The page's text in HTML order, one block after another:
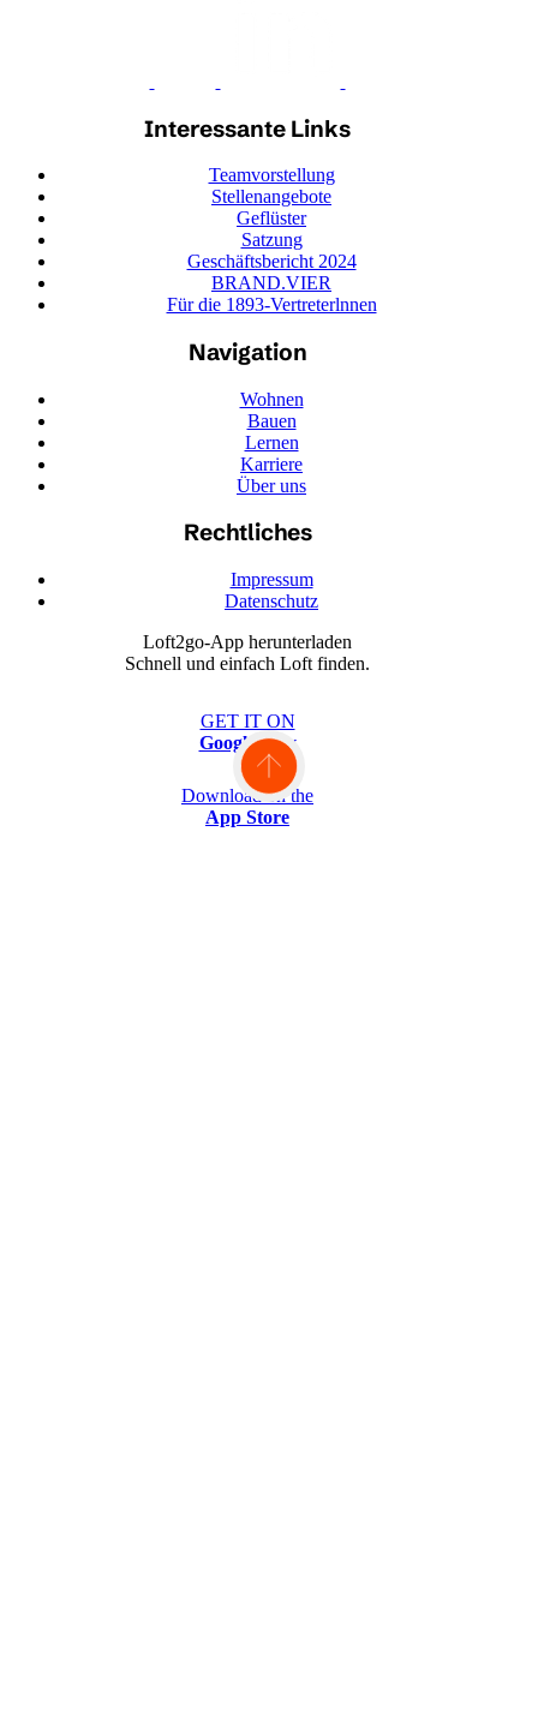
Interessante Links
Teamvorstellung
Stellenangebote
Geflüster
Satzung
Geschäftsbericht 2024
BRAND.VIER
Für die 1893-Vertreterlnnen
Navigation
Wohnen
Bauen
Lernen
Karriere
Über uns
Rechtliches
Impressum
Datenschutz
Loft2go-App herunterladen
Schnell und einfach Loft finden.
GET IT ON
Google Play
Download on the
App Store